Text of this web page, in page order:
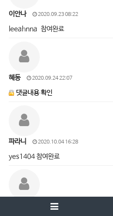
이안나 2020.09.23 08:22
leeahnna 참여완료
혜동 2020.09.24 22:07
댓글내용 확인
파라니 2020.10.04 16:28
yes1404 참여완료
2020.10.05 15:01